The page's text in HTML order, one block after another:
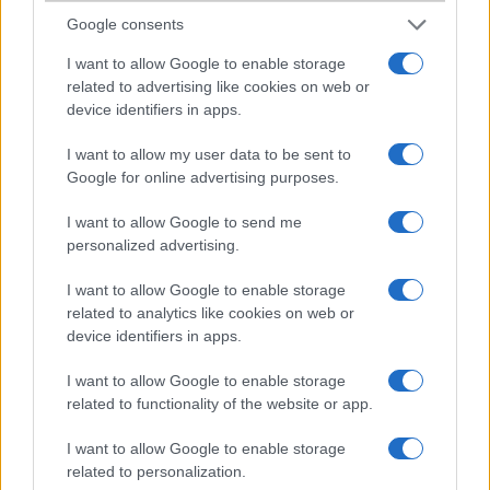
Google consents
I want to allow Google to enable storage
related to advertising like cookies on web or
device identifiers in apps.
I want to allow my user data to be sent to
Google for online advertising purposes.
I want to allow Google to send me
personalized advertising.
I want to allow Google to enable storage
related to analytics like cookies on web or
device identifiers in apps.
I want to allow Google to enable storage
related to functionality of the website or app.
I want to allow Google to enable storage
related to personalization.
2012-8-2 12:44:14
mindent a SD-re, amit lehet.
Dann
Üdv! azt írják hogy nagyon rossz a kép minősége a telefonnak ez
ígyvan? Pixeles nagyon?Köszönöm előre is a választ.
2012-10-8 21:24:44